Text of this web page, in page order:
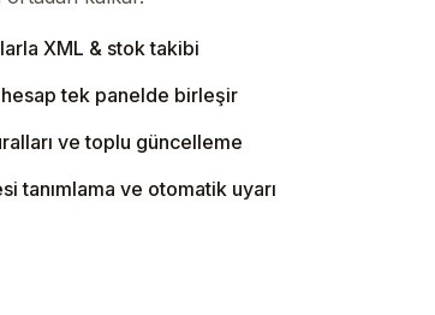
XML & stok takibi
tek panelde birleşir
ve toplu güncelleme
tanımlama ve otomatik uyarı